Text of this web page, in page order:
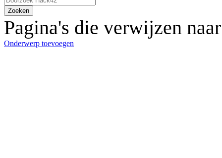
Zoeken
Pagina's die verwijzen
Onderwerp toevoegen